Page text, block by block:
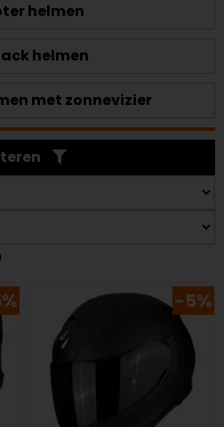
helmen
helmen
met zonnevizier
-5%